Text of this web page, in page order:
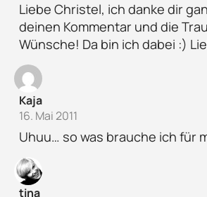
Liebe Christel, ich danke dir
deinen Kommentar und die
Wünsche! Da bin ich dabei :)
Kaja
16. Mai 2011
Uhuu… so was brauche ich für
tina